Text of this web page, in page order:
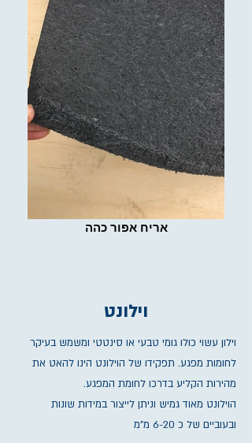
אריח אפור כהה
וילונט
וילון עשוי כולו גומי טבעי או סינטטי ומשמש בעיקר
לחומות מפגע. תפקידו של הוילונט הינו להאט את
מהירות הקליע בדרכו לחומת המפגע.
הוילונט מאוד גמיש וניתן לייצור במידות שונות
ובעוביים של כ 6-20 מ"מ